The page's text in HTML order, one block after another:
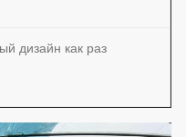
дизайн как раз